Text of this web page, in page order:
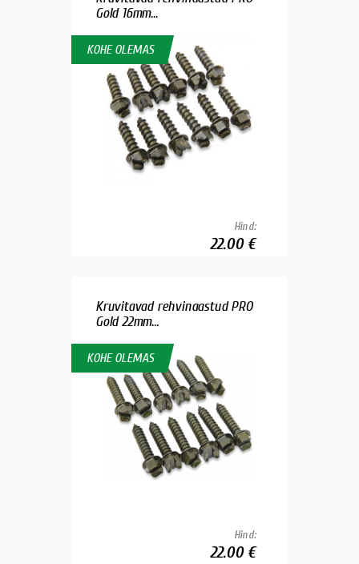
Gold 16mm...
KOHE OLEMAS
Hind:
22.00 €
Kruvitavad rehvinaastud PRO
Gold 22mm...
KOHE OLEMAS
Hind:
22.00 €